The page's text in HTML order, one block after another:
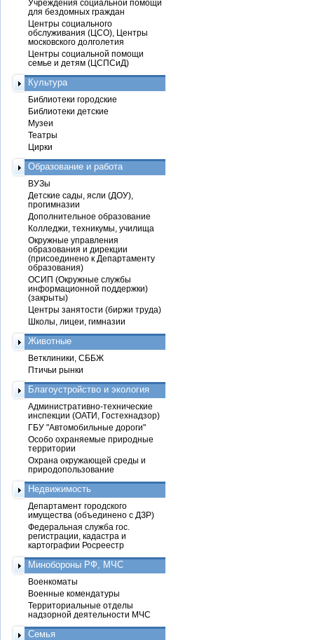
Учреждения социальной помощи
для бездомных граждан
Центры социального
обслуживания (ЦСО), Центры
московского долголетия
Центры социальной помощи
семье и детям (ЦСПСиД)
Культура
Библиотеки городские
Библиотеки детские
Музеи
Театры
Цирки
Образование и работа
ВУЗы
Детские сады, ясли (ДОУ),
прогимназии
Дополнительное образование
Колледжи, техникумы, училища
Окружные управления
образования и дирекции
(присоединено к Департаменту
образования)
ОСИП (Окружные службы
информационной поддержки)
(закрыты)
Центры занятости (биржи труда)
Школы, лицеи, гимназии
Животные
Ветклиники, СББЖ
Птичьи рынки
Благоустройство и экология
Административно-технические
инспекции (ОАТИ, Гостехнадзор)
ГБУ "Автомобильные дороги"
Особо охраняемые природные
территории
Охрана окружающей среды и
природопользование
Недвижимость
Департамент городского
имущества (объединено с ДЗР)
Федеральная служба гос.
регистрации, кадастра и
картографии Росреестр
Минобороны РФ, МЧС
Военкоматы
Военные комендатуры
Территориальные отделы
надзорной деятельности МЧС
Семья